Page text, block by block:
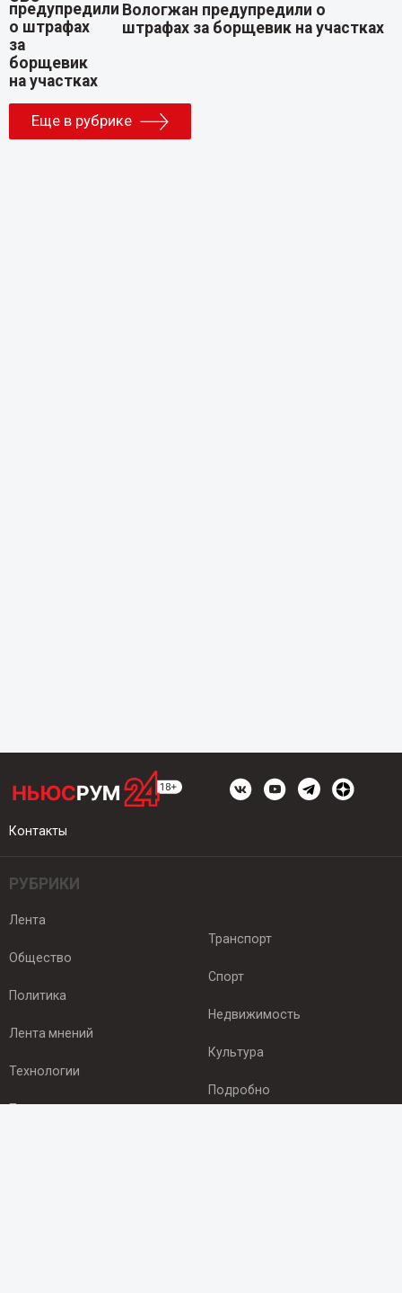
Вологжан предупредили о
штрафах за борщевик на участках
Еще в рубрике
Контакты
РУБРИКИ
Лента
Общество
Политика
Лента мнений
Технологии
Происшествия
Транспорт
Спорт
Недвижимость
Культура
Подробно